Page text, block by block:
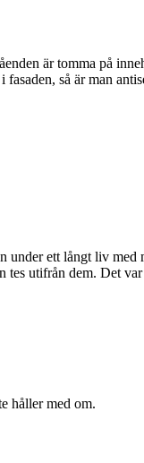
är tomma på
så är man
ett långt liv
utifrån dem. Det
håller med om.